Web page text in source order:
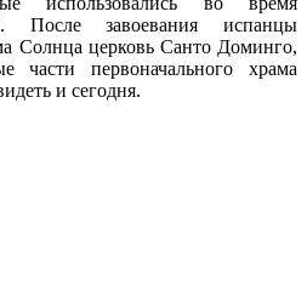
После завоевания испанцы
Солнца церковь Санто Доминго,
части первоначального храма
и сегодня.